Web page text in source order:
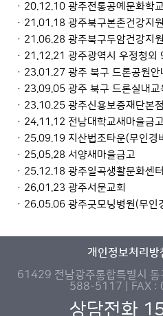
· 20.12.10 광주전통공예문화학교
· 21.01.18 광주북구본촌건강지
· 21.06.28 광주북구두암건강지
· 21.12.21 광주광역시 우정청외
· 23.01.27 광주 북구 드론공원안
· 23.09.05 광주 북구 드론실내교
· 23.10.25 광주신용보증재단본
· 24.11.12 전남대학교새마을금고
· 25.09.19 지산법조타운(무인경
· 25.05.28 서양새마을금고
· 25.12.18 광주일곡생활문화센터
· 26.01.23 광주서문교회
· 26.05.06 광주굿모닝병원(무인
개인정보처리방
61429 전남광주통합특별시
588-5117 | FAX
상담전화